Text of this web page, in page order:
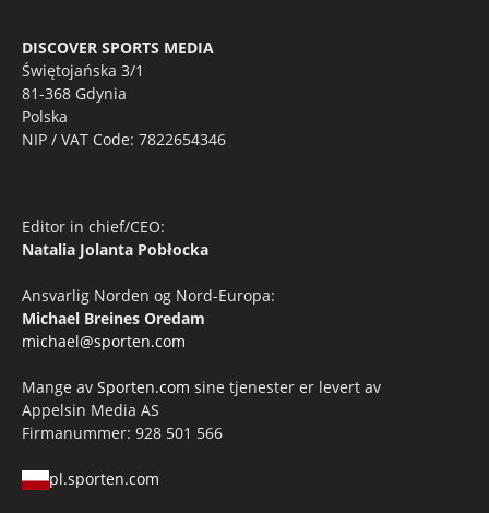
DISCOVER SPORTS MEDIA
Świętojańska 3/1
81-368 Gdynia
Polska
NIP / VAT Code: 7822654346
Editor in chief/CEO:
Natalia Jolanta Pobłocka
Ansvarlig Norden og Nord-Europa:
Michael Breines Oredam
michael@sporten.com
Mange av Sporten.com sine tjenester er levert av
Appelsin Media AS
Firmanummer: 928 501 566
pl.sporten.com